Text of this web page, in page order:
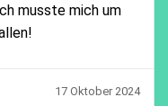
musste mich um
17 Oktober 2024